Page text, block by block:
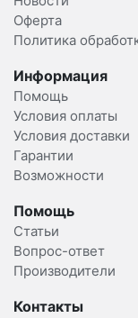
Оферта
Политика
Информация
Помощь
Условия оплаты
Условия доставки
Гарантии
Возможности
Помощь
Статьи
Вопрос-ответ
Производители
Контакты